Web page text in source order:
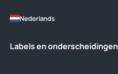
Nederlands
Labels en onderscheidingen